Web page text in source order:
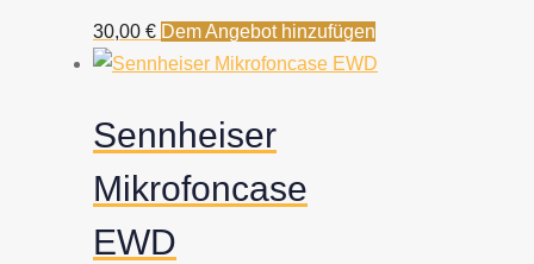
30,00 € Dem Angebot hinzufügen
Sennheiser
Mikrofoncase
EWD